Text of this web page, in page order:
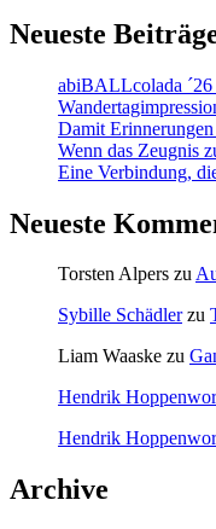
Neueste
abiBALLcolada
Damit
Wenn das Zeugnis
Eine Verbindung,
Neueste
Torsten Alpers zu
Sybille Schädlerzu
Liam Waaske zu
Hendrik
Hendrik
Archive